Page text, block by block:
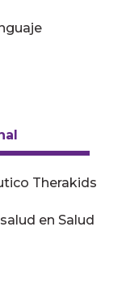
Therakids
en Salud